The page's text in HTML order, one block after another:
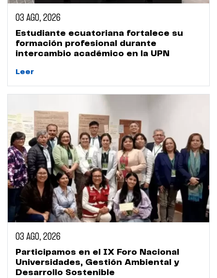
03 AGO, 2026
Estudiante ecuatoriana fortalece su
formación profesional durante
intercambio académico en la UPN
Leer
03 AGO, 2026
Participamos en el IX Foro Nacional
Universidades, Gestión Ambiental y
Desarrollo Sostenible